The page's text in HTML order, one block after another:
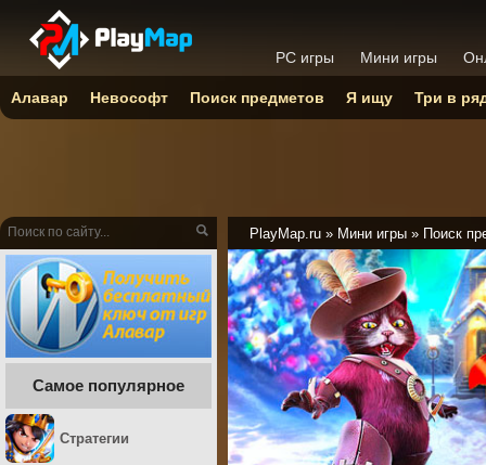
PlayMap.ru » Мини игры » Поиск
Самое популярное
Стратегии
PC игры Мини игры
Алавар Невософт Поиск предметов Я ищу Три в